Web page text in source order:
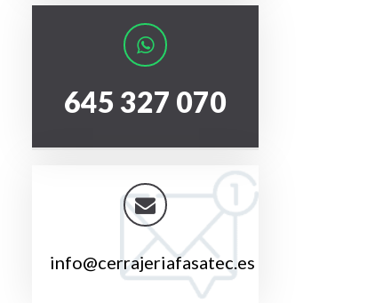
645 327 070
info@cerrajeriafasatec.es